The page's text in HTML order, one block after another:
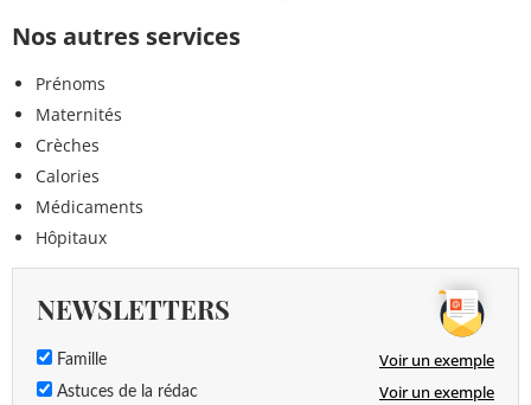
Nos autres services
Prénoms
Maternités
Crèches
Calories
Médicaments
Hôpitaux
NEWSLETTERS
Famille Voir un exemple
Astuces de la rédac Voir un exemple